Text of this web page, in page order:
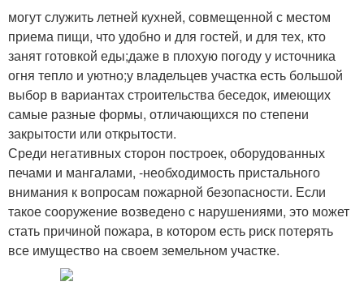
могут служить летней кухней, совмещенной с местом
приема пищи, что удобно и для гостей, и для тех, кто
занят готовкой еды;даже в плохую погоду у источника
огня тепло и уютно;у владельцев участка есть большой
выбор в вариантах строительства беседок, имеющих
самые разные формы, отличающихся по степени
закрытости или открытости.
Среди негативных сторон построек, оборудованных
печами и мангалами, -необходимость пристального
внимания к вопросам пожарной безопасности. Если
такое сооружение возведено с нарушениями, это может
стать причиной пожара, в котором есть риск потерять
все имущество на своем земельном участке.